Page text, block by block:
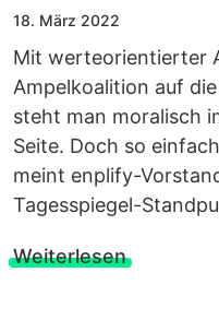
18. März 2022
Mit werteorientierter
Ampelkoalition auf
steht man moralisch
Seite. Doch so
meint enplify-
Tagesspiegel-
Weiterlesen